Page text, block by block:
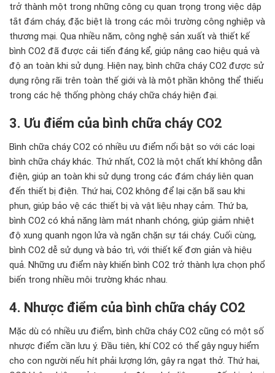
trở thành một trong những công cụ quan trọng trong việc dập
tắt đám cháy, đặc biệt là trong các môi trường công nghiệp và
thương mại. Qua nhiều năm, công nghệ sản xuất và thiết kế
bình CO2 đã được cải tiến đáng kể, giúp nâng cao hiệu quả và
độ an toàn khi sử dụng. Hiện nay, bình chữa cháy CO2 được sử
dụng rộng rãi trên toàn thế giới và là một phần không thể thiếu
trong các hệ thống phòng cháy chữa cháy hiện đại.
3. Ưu điểm của bình chữa cháy CO2
Bình chữa cháy CO2 có nhiều ưu điểm nổi bật so với các loại
bình chữa cháy khác. Thứ nhất, CO2 là một chất khí không dẫn
điện, giúp an toàn khi sử dụng trong các đám cháy liên quan
đến thiết bị điện. Thứ hai, CO2 không để lại cặn bã sau khi
phun, giúp bảo vệ các thiết bị và vật liệu nhạy cảm. Thứ ba,
bình CO2 có khả năng làm mát nhanh chóng, giúp giảm nhiệt
độ xung quanh ngọn lửa và ngăn chặn sự tái cháy. Cuối cùng,
bình CO2 dễ sử dụng và bảo trì, với thiết kế đơn giản và hiệu
quả. Những ưu điểm này khiến bình CO2 trở thành lựa chọn phổ
biến trong nhiều môi trường khác nhau.
4. Nhược điểm của bình chữa cháy CO2
Mặc dù có nhiều ưu điểm, bình chữa cháy CO2 cũng có một số
nhược điểm cần lưu ý. Đầu tiên, khí CO2 có thể gây nguy hiểm
cho con người nếu hít phải lượng lớn, gây ra ngạt thở. Thứ hai,